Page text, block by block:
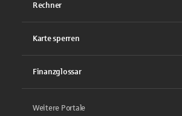
Rechner
Karte sperren
Finanzglossar
Weitere Portale